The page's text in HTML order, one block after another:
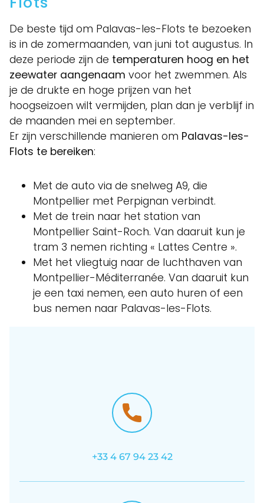
De beste tijd om Palavas-les-Flots te bezoeken
is in de zomermaanden, van juni tot augustus. In
deze periode zijn de temperaturen hoog en het
zeewater aangenaam voor het zwemmen. Als
je de drukte en hoge prijzen van het
hoogseizoen wilt vermijden, plan dan je verblijf in
de maanden mei en september.
Er zijn verschillende manieren om Palavas-les-
Flots te bereiken:
Met de auto via de snelweg A9, die
Montpellier met Perpignan verbindt.
Met de trein naar het station van
Montpellier Saint-Roch. Van daaruit kun je
tram 3 nemen richting « Lattes Centre ».
Met het vliegtuig naar de luchthaven van
Montpellier-Méditerranée. Van daaruit kun
je een taxi nemen, een auto huren of een
bus nemen naar Palavas-les-Flots.
+33 4 67 94 23 42